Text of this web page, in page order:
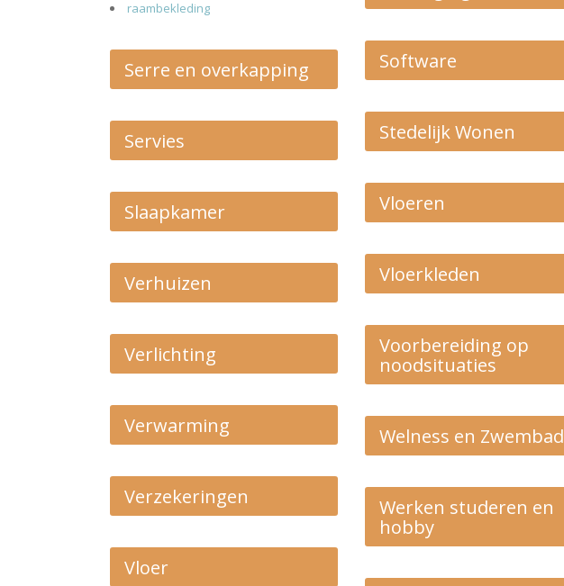
raambekleding
Serre en overkapping
Servies
Slaapkamer
Verhuizen
Verlichting
Verwarming
Verzekeringen
Vloer
Software
Stedelijk Wonen
Vloeren
Vloerkleden
Voorbereiding op
noodsituaties
Welness en Zwembad
Werken studeren en
hobby